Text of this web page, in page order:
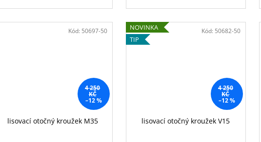
4 250
KČ
–12 %
lisovací otočný kroužek M35
Kód: 50697-50
NOVINKA
TIP
4 250
KČ
–12 %
lisovací otočný kroužek V15
Kód: 50682-50